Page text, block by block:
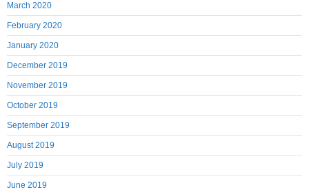
March 2020
February 2020
January 2020
December 2019
November 2019
October 2019
September 2019
August 2019
July 2019
June 2019